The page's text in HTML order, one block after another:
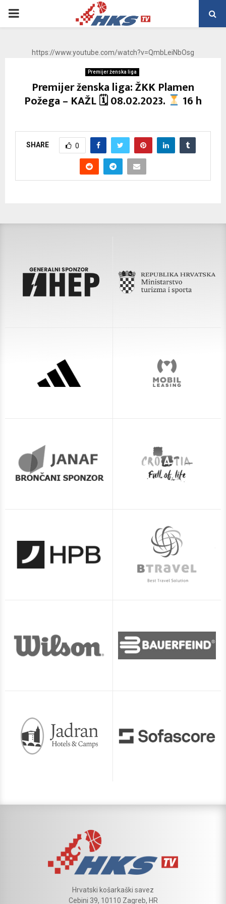
PRIMARY
https://www.youtube.com/watch?v=QmbLeiNbOsg
Premijer ženska liga
Premijer ženska liga: ŽKK Plamen
Požega – KAŽL 🗓 08.02.2023. 16 h
SHARE 0
Hrvatski košarkaški savez
Cebini 39, 10110 Zagreb, HR